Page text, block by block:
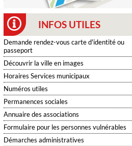
INFOS UTILES
Demande rendez-vous carte d'identité ou
passeport
Découvrir la ville en images
Horaires Services municipaux
Numéros utiles
Permanences sociales
Annuaire des associations
Formulaire pour les personnes vulnérables
Démarches administratives